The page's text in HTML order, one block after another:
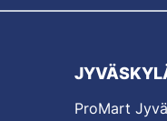
ProMart